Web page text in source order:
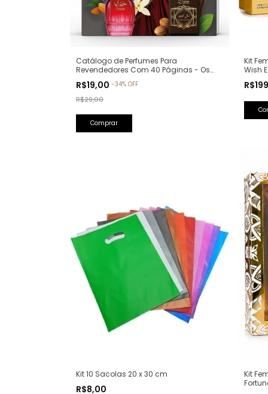
Catálogo de Perfumes Para
Revendedores Com 40 Páginas - Os
Revista Top Brands
R$19,00 -34% OFF
R$29,00
Comprar
Kit
Wish
Kit 10 Sacolas 20 x 30 cm
R$8,00
Kit